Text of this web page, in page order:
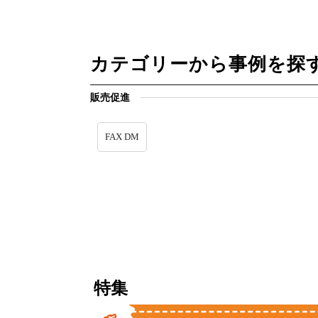
カテゴリーから事例を探
販売促進
FAX DM
特集